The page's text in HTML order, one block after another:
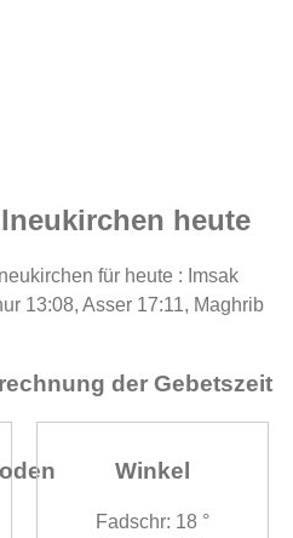
heute
für heute : Imsak
13:08, Asser 17:11, Maghrib
der Gebetszeit
Winkel
Fadschr: 18 °